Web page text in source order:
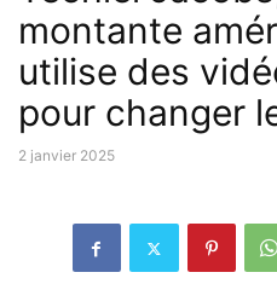
ISRAËL ET LES AUTRES PAYS
montante
utilise des
pour changer
2 janvier 2025